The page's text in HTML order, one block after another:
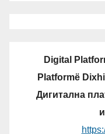
Digital
Platformë
Дигитална